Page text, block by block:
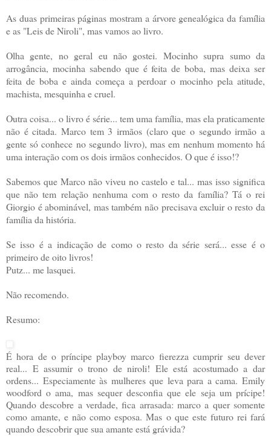
As duas primeiras páginas mostram a árvore genealógica da família
e as "Leis de Niroli", mas vamos ao livro.
Olha gente, no geral eu não gostei. Mocinho supra sumo da
arrogância, mocinha sabendo que é feita de boba, mas deixa ser
feita de boba e ainda começa a perdoar o mocinho pela atitude,
machista, mesquinha e cruel.
Outra coisa... o livro é série... tem uma família, mas ela praticamente
não é citada. Marco tem 3 irmãos (claro que o segundo irmão a
gente só conhece no segundo livro), mas em nenhum momento há
uma interação com os dois irmãos conhecidos. O que é isso!?
Sabemos que Marco não viveu no castelo e tal... mas isso significa
que não tem relação nenhuma com o resto da família? Tá o rei
Giorgio é abominável, mas também não precisava excluir o resto da
família da história.
Se isso é a indicação de como o resto da série será... esse é o
primeiro de oito livros!
Putz... me lasquei.
Não recomendo.
Resumo:
É hora de o príncipe playboy marco fierezza cumprir seu dever
real... E assumir o trono de niroli! Ele está acostumado a dar
ordens... Especiamente às mulheres que leva para a cama. Emily
woodford o ama, mas sequer desconfia que ele seja um prícipe!
Quando descobre a verdade, fica arrasada: marco a quer somente
como amante, e não como esposa. Mas o que este futuro rei fará
quando descobrir que sua amante está grávida?